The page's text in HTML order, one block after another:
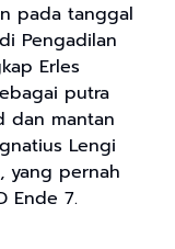
pada tanggal
Pengadilan
Erles
putra
dan mantan
Lengi
yang pernah
Ende 7.